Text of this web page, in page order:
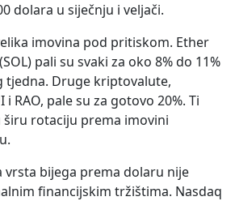
dolara u siječnju i veljači.
imovina pod pritiskom. Ether
pali su svaki za oko 8% do 11%
tjedna. Druge kriptovalute,
i RAO, pale su za gotovo 20%. Ti
širu rotaciju prema imovini
vrsta bijega prema dolaru nije
financijskim tržištima. Nasdaq